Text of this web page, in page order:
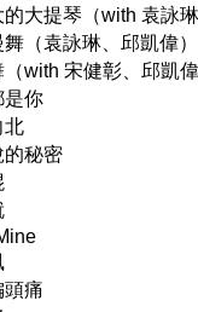
大提琴（with 袁詠
（袁詠琳、邱凱偉）
with 宋健彰、邱凱
是你
北
的秘密
頭痛